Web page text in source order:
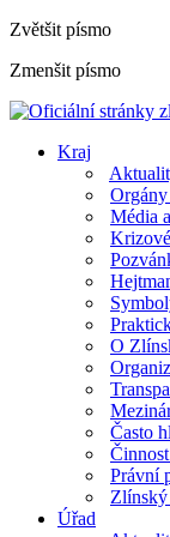
Zvětšit písmo
Zmenšit písmo
Kraj
Média
O
Často
Právní
Zlínský
Úřad